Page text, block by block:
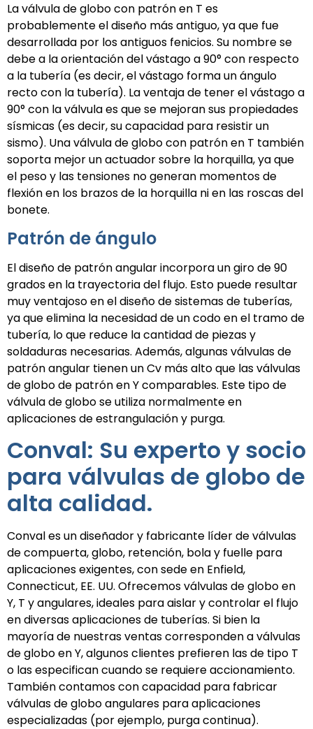
La válvula de globo con patrón en T es
probablemente el diseño más antiguo, ya que fue
desarrollada por los antiguos fenicios. Su nombre se
debe a la orientación del vástago a 90° con respecto
a la tubería (es decir, el vástago forma un ángulo
recto con la tubería). La ventaja de tener el vástago a
90° con la válvula es que se mejoran sus propiedades
sísmicas (es decir, su capacidad para resistir un
sismo). Una válvula de globo con patrón en T también
soporta mejor un actuador sobre la horquilla, ya que
el peso y las tensiones no generan momentos de
flexión en los brazos de la horquilla ni en las roscas del
bonete.
Patrón de ángulo
El diseño de patrón angular incorpora un giro de 90
grados en la trayectoria del flujo. Esto puede resultar
muy ventajoso en el diseño de sistemas de tuberías,
ya que elimina la necesidad de un codo en el tramo de
tubería, lo que reduce la cantidad de piezas y
soldaduras necesarias. Además, algunas válvulas de
patrón angular tienen un Cv más alto que las válvulas
de globo de patrón en Y comparables. Este tipo de
válvula de globo se utiliza normalmente en
aplicaciones de estrangulación y purga.
Conval: Su experto y socio
para válvulas de globo de
alta calidad.
Conval es un diseñador y fabricante líder de válvulas
de compuerta, globo, retención, bola y fuelle para
aplicaciones exigentes, con sede en Enfield,
Connecticut, EE. UU. Ofrecemos válvulas de globo en
Y, T y angulares, ideales para aislar y controlar el flujo
en diversas aplicaciones de tuberías. Si bien la
mayoría de nuestras ventas corresponden a válvulas
de globo en Y, algunos clientes prefieren las de tipo T
o las especifican cuando se requiere accionamiento.
También contamos con capacidad para fabricar
válvulas de globo angulares para aplicaciones
especializadas (por ejemplo, purga continua).